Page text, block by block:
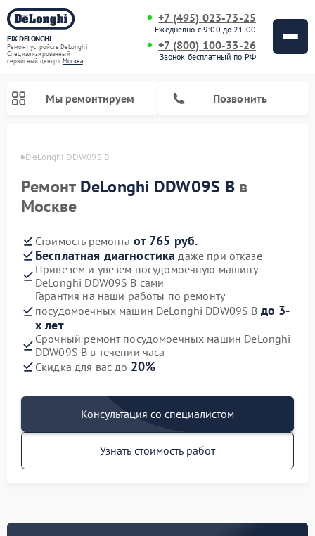
FIX-DELONGHI
Ремонт устройств DeLonghi
Специализированный
cервисный центр г.Москва
+7 (495) 023-73-25
Ежедневно с 9:00 до 21:00
+7 (800) 100-33-26
Звонок бесплатный по РФ
Мы ремонтируем Позвонить
DeLonghi DDW09S B
Ремонт DeLonghi DDW09S Bв
Москве
Стоимость ремонта от 765 руб.
Бесплатная диагностика даже при отказе
Привезем и увезем посудомоечную машину
DeLonghi DDW09S B сами
Гарантия на наши работы по ремонту
посудомоечных машин DeLonghi DDW09S B до 3-
х лет
Срочный ремонт посудомоечных машин DeLonghi
DDW09S B в течении часа
Скидка для вас до 20%
Консультация со специалистом
Узнать стоимость работ